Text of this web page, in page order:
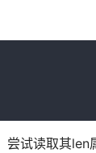
试读取其len